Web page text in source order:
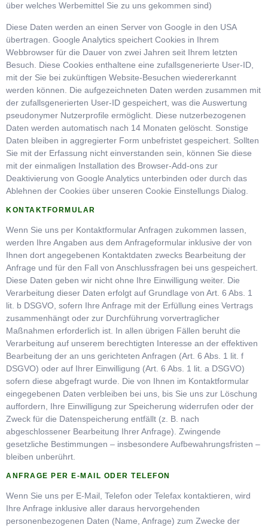
über welches Werbemittel Sie zu uns gekommen sind)
Diese Daten werden an einen Server von Google in den USA
übertragen. Google Analytics speichert Cookies in Ihrem
Webbrowser für die Dauer von zwei Jahren seit Ihrem letzten
Besuch. Diese Cookies enthaltene eine zufallsgenerierte User-ID,
mit der Sie bei zukünftigen Website-Besuchen wiedererkannt
werden können. Die aufgezeichneten Daten werden zusammen mit
der zufallsgenerierten User-ID gespeichert, was die Auswertung
pseudonymer Nutzerprofile ermöglicht. Diese nutzerbezogenen
Daten werden automatisch nach 14 Monaten gelöscht. Sonstige
Daten bleiben in aggregierter Form unbefristet gespeichert. Sollten
Sie mit der Erfassung nicht einverstanden sein, können Sie diese
mit der einmaligen Installation des Browser-Add-ons zur
Deaktivierung von Google Analytics unterbinden oder durch das
Ablehnen der Cookies über unseren Cookie Einstellungs Dialog.
KONTAKTFORMULAR
Wenn Sie uns per Kontaktformular Anfragen zukommen lassen,
werden Ihre Angaben aus dem Anfrageformular inklusive der von
Ihnen dort angegebenen Kontaktdaten zwecks Bearbeitung der
Anfrage und für den Fall von Anschlussfragen bei uns gespeichert.
Diese Daten geben wir nicht ohne Ihre Einwilligung weiter. Die
Verarbeitung dieser Daten erfolgt auf Grundlage von Art. 6 Abs. 1
lit. b DSGVO, sofern Ihre Anfrage mit der Erfüllung eines Vertrags
zusammenhängt oder zur Durchführung vorvertraglicher
Maßnahmen erforderlich ist. In allen übrigen Fällen beruht die
Verarbeitung auf unserem berechtigten Interesse an der effektiven
Bearbeitung der an uns gerichteten Anfragen (Art. 6 Abs. 1 lit. f
DSGVO) oder auf Ihrer Einwilligung (Art. 6 Abs. 1 lit. a DSGVO)
sofern diese abgefragt wurde. Die von Ihnen im Kontaktformular
eingegebenen Daten verbleiben bei uns, bis Sie uns zur Löschung
auffordern, Ihre Einwilligung zur Speicherung widerrufen oder der
Zweck für die Datenspeicherung entfällt (z. B. nach
abgeschlossener Bearbeitung Ihrer Anfrage). Zwingende
gesetzliche Bestimmungen – insbesondere Aufbewahrungsfristen –
bleiben unberührt.
ANFRAGE PER E-MAIL ODER TELEFON
Wenn Sie uns per E-Mail, Telefon oder Telefax kontaktieren, wird
Ihre Anfrage inklusive aller daraus hervorgehenden
personenbezogenen Daten (Name, Anfrage) zum Zwecke der